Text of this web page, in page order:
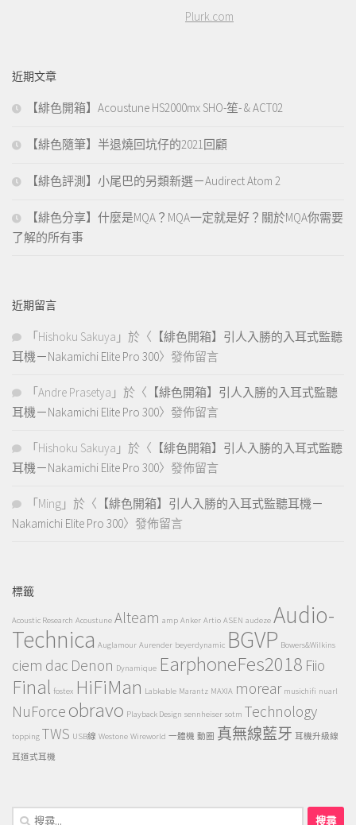
Plurk.com
近期文章
【緋色開箱】Acoustune HS2000mx SHO-笙- & ACT02
【緋色隨筆】半退燒回坑仔的2021回顧
【緋色評測】小尾巴的另類新選－Audirect Atom 2
【緋色分享】什麼是MQA？MQA一定就是好？關於MQA你需要
了解的所有事
近期留言
「Hishoku Sakuya 」於〈 【緋色開箱】引人入勝的入耳式監聽
耳機－Nakamichi Elite Pro 300〉發佈留言
「Andre Prasetya 」於〈 【緋色開箱】引人入勝的入耳式監聽
耳機－Nakamichi Elite Pro 300〉發佈留言
「Hishoku Sakuya 」於〈 【緋色開箱】引人入勝的入耳式監聽
耳機－Nakamichi Elite Pro 300〉發佈留言
「Ming 」於〈 【緋色開箱】引人入勝的入耳式監聽耳機－
Nakamichi Elite Pro 300〉發佈留言
標籤
Acoustic Research Acoustune Alteam amp Anker Artio ASEN audeze Audio-
Technica Auglamour Aurender beyerdynamic BGVP Bowers&Wilkins
ciem dac Denon Dynamique EarphoneFes2018 Fiio
Final fostex HiFiMan Labkable Marantz MAXIA morear musichifi nuarl
NuForce obravo Playback Design sennheiser sotm Technology
topping TWS USB線 Westone Wireworld 一體機 動圈 真無線藍牙 耳機升級線
耳道式耳機
搜